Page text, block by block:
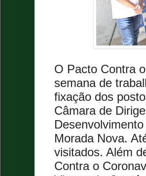
O Pacto Contra
semana de
fixação dos
Câmara de
Morada Nova.
visitados. Além
Contra o